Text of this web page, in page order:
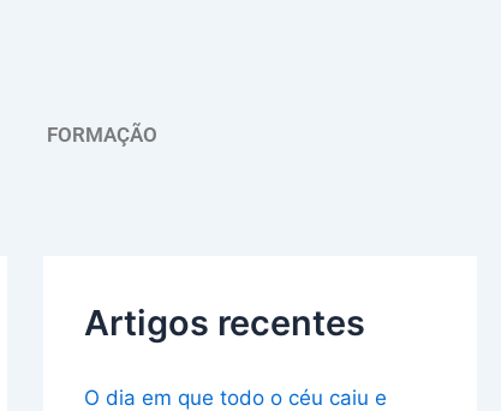
FORMAÇÃO
Artigos recentes
O dia em que todo o céu caiu e
u